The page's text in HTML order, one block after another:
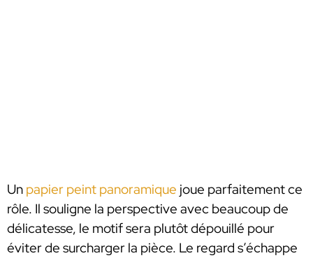
Un papier peint panoramique joue parfaitement ce
rôle. Il souligne la perspective avec beaucoup de
délicatesse, le motif sera plutôt dépouillé pour
éviter de surcharger la pièce. Le regard s’échappe